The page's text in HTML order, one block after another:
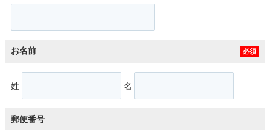
お名前 必須
姓 名
郵便番号